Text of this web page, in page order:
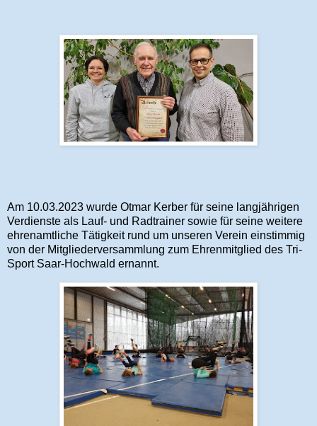
Am 10.03.2023 wurde Otmar Kerber für seine langjährigen
Verdienste als Lauf- und Radtrainer sowie für seine weitere
ehrenamtliche Tätigkeit rund um unseren Verein einstimmig
von der Mitgliederversammlung zum Ehrenmitglied des Tri-
Sport Saar-Hochwald ernannt.